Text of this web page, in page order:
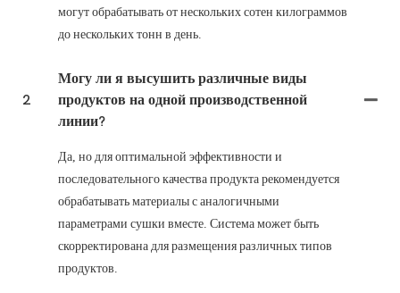
могут обрабатывать от нескольких сотен килограммов
до нескольких тонн в день.
2
Могу ли я высушить различные виды
продуктов на одной производственной
линии?
Да, но для оптимальной эффективности и
последовательного качества продукта рекомендуется
обрабатывать материалы с аналогичными
параметрами сушки вместе. Система может быть
скорректирована для размещения различных типов
продуктов.